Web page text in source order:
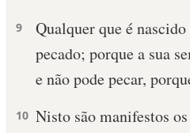
9
Qualquer que é
pecado; porque a sua
e não pode pecar,
10 Nisto são manifestos